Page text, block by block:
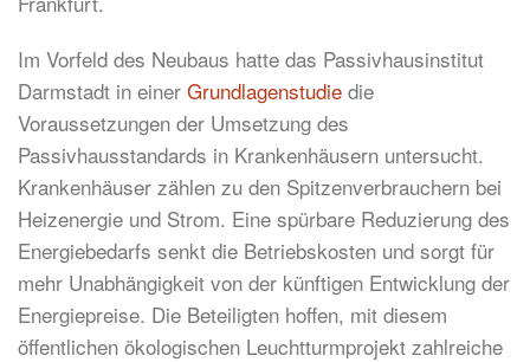
Im Vorfeld des Neubaus hatte das Passivhausinstitut
Darmstadt in einer Grundlagenstudie die
Voraussetzungen der Umsetzung des
Passivhausstandards in Krankenhäusern untersucht.
Krankenhäuser zählen zu den Spitzenverbrauchern bei
Heizenergie und Strom. Eine spürbare Reduzierung des
Energiebedarfs senkt die Betriebskosten und sorgt für
mehr Unabhängigkeit von der künftigen Entwicklung der
Energiepreise. Die Beteiligten hoffen, mit diesem
öffentlichen ökologischen Leuchtturmprojekt zahlreiche